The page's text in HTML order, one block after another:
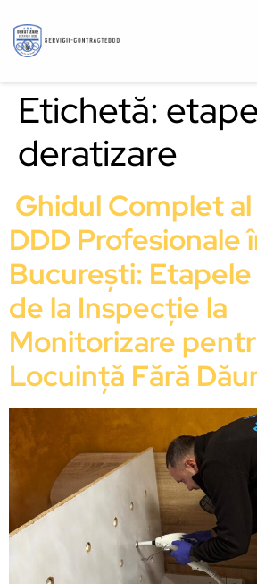
Etichetă:
deratizare
Ghidul Complet
DDD Profesionale
București:
de la Inspecție la
Monitorizare
Locuință Fără